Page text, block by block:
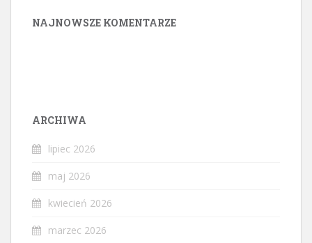
NAJNOWSZE KOMENTARZE
ARCHIWA
lipiec 2026
maj 2026
kwiecień 2026
marzec 2026